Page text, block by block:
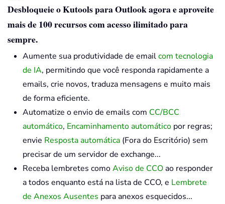
Desbloqueie o Kutools para Outlook agora e aproveite
mais de 100 recursos com acesso ilimitado para
sempre.
Aumente sua produtividade de emailcom tecnologia
de IA, permitindo que você responda rapidamente a
emails, crie novos, traduza mensagens e muito mais
de forma eficiente.
Automatize o envio de emails com CC/BCC
automático, Encaminhamento automático por regras;
envie Resposta automática (Fora do Escritório) sem
precisar de um servidor de exchange...
Receba lembretes comoAviso de CCOao responder
a todos enquanto está na lista de CCO, e Lembrete
de Anexos Ausentes para anexos esquecidos...